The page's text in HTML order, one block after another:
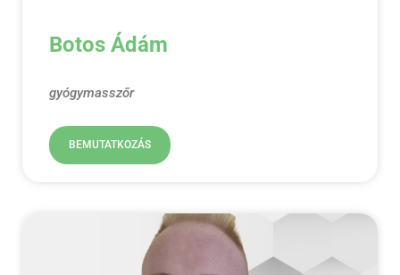
Botos Ádám
gyógymasszőr
BEMUTATKOZÁS